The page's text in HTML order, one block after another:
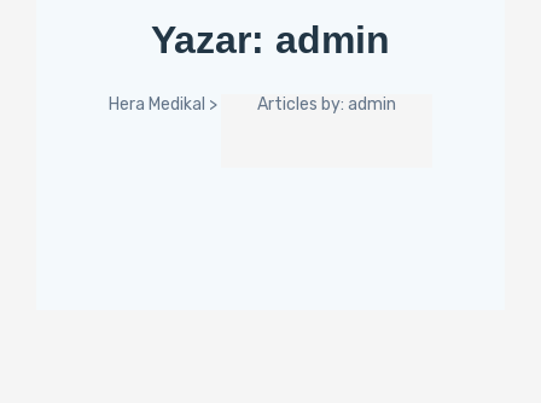
Yazar: admin
Hera Medikal > Articles by: admin